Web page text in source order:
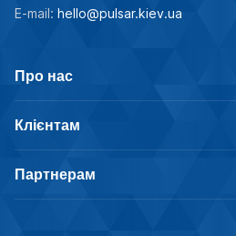
E-mail: hello@pulsar.kiev.ua
Про нас
Клієнтам
Партнерам